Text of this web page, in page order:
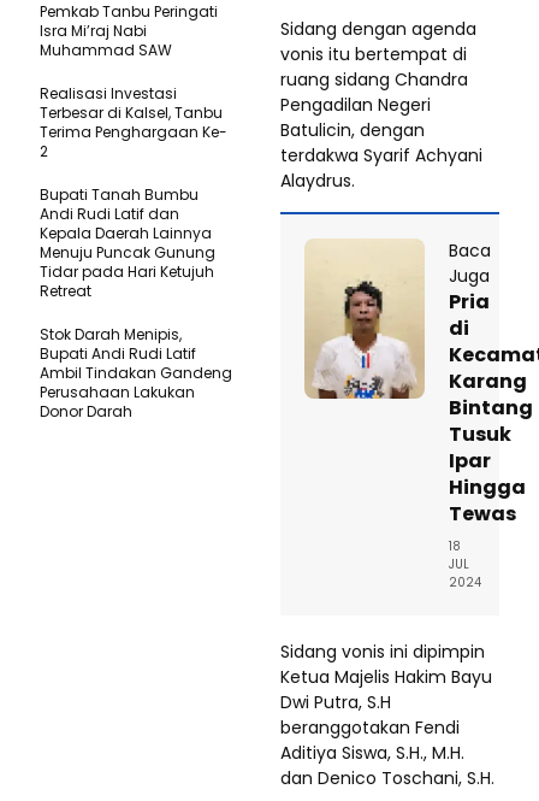
Sidang dengan agenda
vonis itu bertempat di
ruang sidang Chandra
Pengadilan Negeri
Batulicin, dengan
terdakwa Syarif Achyani
Alaydrus.
Baca
Juga
Pria
di
Karang
Bintang
Tusuk
Ipar
Hingga
Tewas
18
JUL
2024
Sidang vonis ini dipimpin
Ketua Majelis Hakim Bayu
Dwi Putra, S.H
beranggotakan Fendi
Aditiya Siswa, S.H., M.H.
dan Denico Toschani, S.H.
Pemkab Tanbu Peringati
Isra Mi’raj Nabi
Muhammad SAW
Realisasi Investasi
Terbesar di Kalsel, Tanbu
Terima Penghargaan Ke-
2
Bupati Tanah Bumbu
Andi Rudi Latif dan
Kepala Daerah Lainnya
Menuju Puncak Gunung
Tidar pada Hari Ketujuh
Retreat
Stok Darah Menipis,
Bupati Andi Rudi Latif
Ambil Tindakan Gandeng
Perusahaan Lakukan
Donor Darah